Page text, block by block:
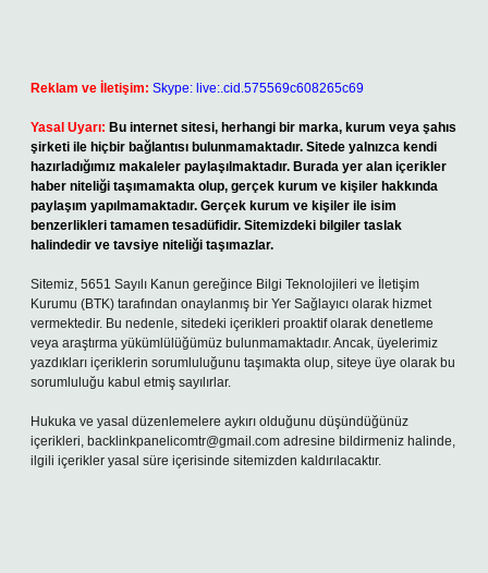
Reklam ve İletişim: Skype: live:.cid.575569c608265c69
Yasal Uyarı: Bu internet sitesi, herhangi bir marka, kurum veya şahıs
şirketi ile hiçbir bağlantısı bulunmamaktadır. Sitede yalnızca kendi
hazırladığımız makaleler paylaşılmaktadır. Burada yer alan içerikler
haber niteliği taşımamakta olup, gerçek kurum ve kişiler hakkında
paylaşım yapılmamaktadır. Gerçek kurum ve kişiler ile isim
benzerlikleri tamamen tesadüfidir. Sitemizdeki bilgiler taslak
halindedir ve tavsiye niteliği taşımazlar.
Sitemiz, 5651 Sayılı Kanun gereğince Bilgi Teknolojileri ve İletişim
Kurumu (BTK) tarafından onaylanmış bir Yer Sağlayıcı olarak hizmet
vermektedir. Bu nedenle, sitedeki içerikleri proaktif olarak denetleme
veya araştırma yükümlülüğümüz bulunmamaktadır. Ancak, üyelerimiz
yazdıkları içeriklerin sorumluluğunu taşımakta olup, siteye üye olarak bu
sorumluluğu kabul etmiş sayılırlar.
Hukuka ve yasal düzenlemelere aykırı olduğunu düşündüğünüz
içerikleri, backlinkpanelicomtr@gmail.com adresine bildirmeniz halinde,
ilgili içerikler yasal süre içerisinde sitemizden kaldırılacaktır.